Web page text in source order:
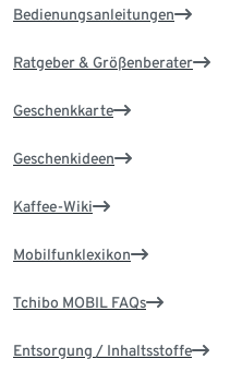
Bedienungsanleitungen
Ratgeber & Größenberater
Geschenkkarte
Geschenkideen
Kaffee-Wiki
Mobilfunklexikon
Tchibo MOBIL FAQs
Entsorgung / Inhaltsstoffe